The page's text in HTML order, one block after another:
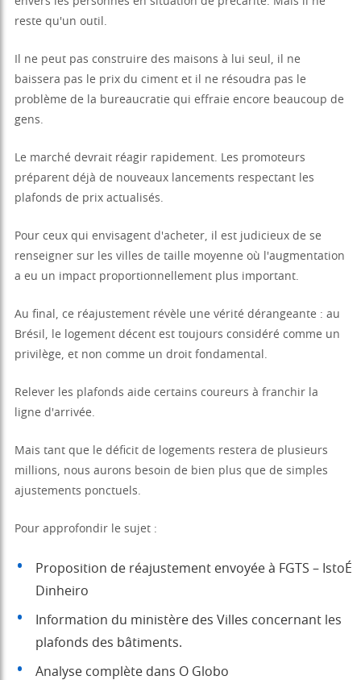
reste qu'un outil.
Il ne peut pas construire des maisons à lui seul, il ne
baissera pas le prix du ciment et il ne résoudra pas le
problème de la bureaucratie qui effraie encore beaucoup de
gens.
Le marché devrait réagir rapidement. Les promoteurs
préparent déjà de nouveaux lancements respectant les
plafonds de prix actualisés.
Pour ceux qui envisagent d'acheter, il est judicieux de se
renseigner sur les villes de taille moyenne où l'augmentation
a eu un impact proportionnellement plus important.
Au final, ce réajustement révèle une vérité dérangeante : au
Brésil, le logement décent est toujours considéré comme un
privilège, et non comme un droit fondamental.
Relever les plafonds aide certains coureurs à franchir la
ligne d'arrivée.
Mais tant que le déficit de logements restera de plusieurs
millions, nous aurons besoin de bien plus que de simples
ajustements ponctuels.
Pour approfondir le sujet :
Proposition de réajustement envoyée à FGTS – IstoÉ
Dinheiro
Information du ministère des Villes concernant les
plafonds des bâtiments.
Analyse complète dans O Globo